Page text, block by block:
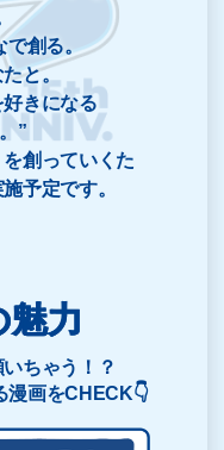
で創る。
と。
きになる
”
創っていくた
予定です。
力
ちゃう！？
漫画をCHECK👇